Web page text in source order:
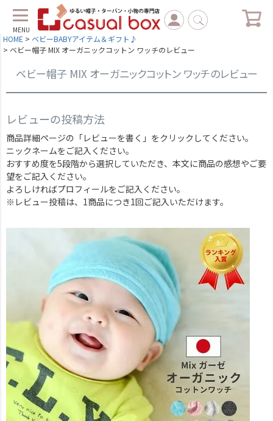
MENU
HOME
ベビーBABYアイテム＆ギフト♪
ベビー帽子 MIX オーガニックコットン ワッチのレビュー
ベビー帽子 MIX オーガニックコットン ワッチのレビュー
レビューの投稿方法
商品詳細ページの「レビューを書く」をクリックしてください。
ニックネームをご記入ください。
おすすめ度を5段階から選択していただき、本文に商品の感想やご要
望をご記入ください。
よろしければプロフィールをご記入ください。
※レビュー投稿は、1商品につき1回ご記入いただけます。